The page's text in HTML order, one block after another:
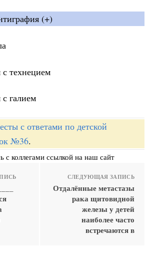
(+)
технецием
галием
с ответами по детской
№36.
с коллегами ссылкой на наш сайт
СЛЕДУЮЩАЯ ЗАПИСЬ
Отдалённые метастазы
рака щитовидной
железы у детей
наиболее часто
встречаются в